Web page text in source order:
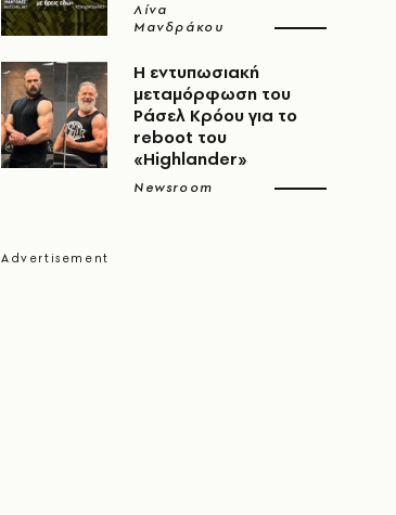
Λίνα
Μανδράκου
Η εντυπωσιακή
μεταμόρφωση του
Ράσελ Κρόου για το
reboot του
«Highlander»
Newsroom